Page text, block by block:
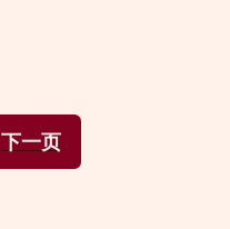
下一页